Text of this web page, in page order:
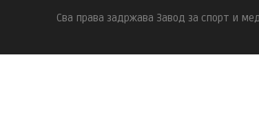
Сва права задржава Завод за спорт и